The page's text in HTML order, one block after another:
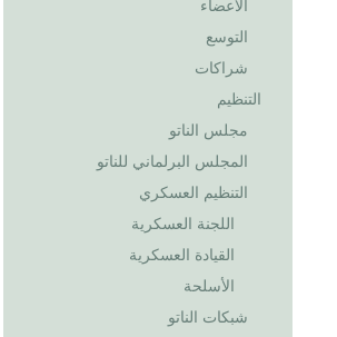
الأعضاء
التوسع
شراكات
التنظيم
مجلس الناتو
المجلس البرلماني للناتو
التنظيم العسكري
اللجنة العسكرية
القيادة العسكرية
الأسلحة
شبكات الناتو